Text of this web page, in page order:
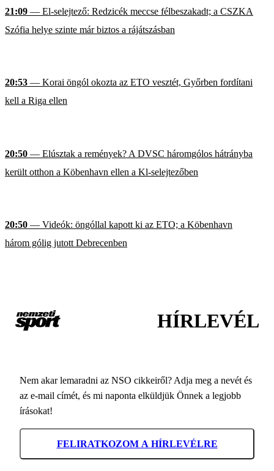
21:09 — El-selejtező: Redzicék meccse félbeszakadt; a CSZKA
Szófia helye szinte már biztos a rájátszásban
20:53 — Korai öngól okozta az ETO vesztét, Győrben fordítani
kell a Riga ellen
20:50 — Elúsztak a remények? A DVSC háromgólos hátrányba
került otthon a Köbenhavn ellen a Kl-selejtezőben
20:50 — Videók: öngóllal kapott ki az ETO; a Köbenhavn
három gólig jutott Debrecenben
HÍRLEVÉL
Nem akar lemaradni az NSO cikkeiről? Adja meg a nevét és
az e-mail címét, és mi naponta elküldjük Önnek a legjobb
írásokat!
FELIRATKOZOM A HÍRLEVÉLRE